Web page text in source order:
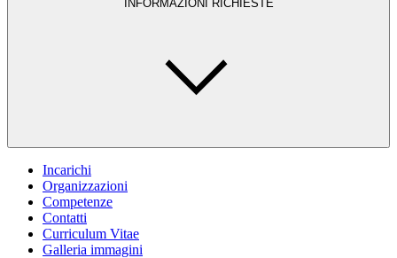
INFORMAZIONI RICHIESTE
Incarichi
Organizzazioni
Competenze
Contatti
Curriculum Vitae
Galleria immagini